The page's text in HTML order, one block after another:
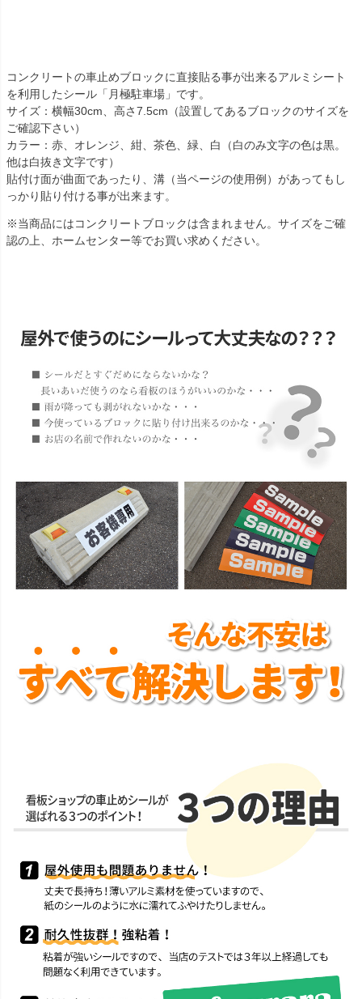
コンクリートの車止めブロックに直接貼る事が出来るアルミシート
を利用したシール「月極駐車場」です。
サイズ：横幅30cm、高さ7.5cm（設置してあるブロックのサイズを
ご確認下さい）
カラー：赤、オレンジ、紺、茶色、緑、白（白のみ文字の色は黒。
他は白抜き文字です）
貼付け面が曲面であったり、溝（当ページの使用例）があってもし
っかり貼り付ける事が出来ます。
※当商品にはコンクリートブロックは含まれません。サイズをご確
認の上、ホームセンター等でお買い求めください。